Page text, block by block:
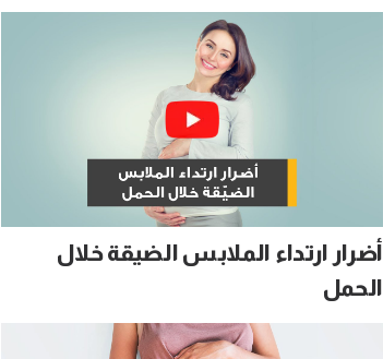
أضرار ارتداء الملابس الضيقة خلال
الحمل